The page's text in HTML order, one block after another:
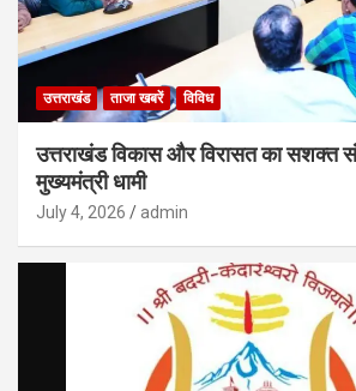
उत्तराखंड ताजा खबरें विविध
उत्तराखंड विकास और विरासत का सशक्त
मुख्यमंत्री धामी
July 4, 2026 admin